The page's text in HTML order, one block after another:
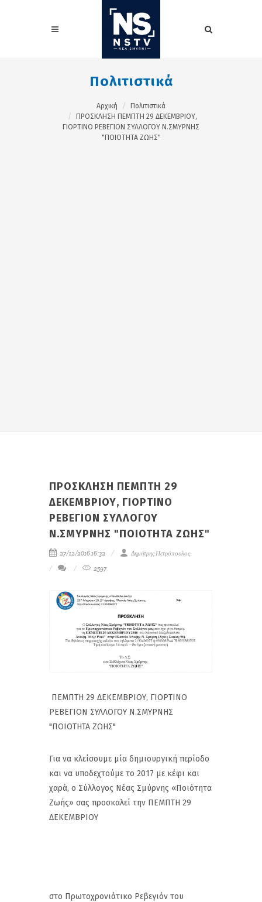
Πολιτιστικά
Αρχική
Πολιτιστικά
ΠΡΟΣΚΛΗΣΗ ΠΕΜΠΤΗ 29 ΔΕΚΕΜΒΡΙΟΥ,
ΓΙΟΡΤΙΝΟ ΡΕΒΕΓΙΟΝ ΣΥΛΛΟΓΟΥ Ν.ΣΜΥΡΝΗΣ
"ΠΟΙΟΤΗΤΑ ΖΩΗΣ"
ΠΡΟΣΚΛΗΣΗ ΠΕΜΠΤΗ 29
ΔΕΚΕΜΒΡΙΟΥ, ΓΙΟΡΤΙΝΟ
ΡΕΒΕΓΙΟΝ ΣΥΛΛΟΓΟΥ
Ν.ΣΜΥΡΝΗΣ "ΠΟΙΟΤΗΤΑ ΖΩΗΣ"
27/12/2016 16:32
Δημήτρης Πετρόπουλος
2597
ΠΕΜΠΤΗ 29 ΔΕΚΕΜΒΡΙΟΥ, ΓΙΟΡΤΙΝΟ
ΡΕΒΕΓΙΟΝ ΣΥΛΛΟΓΟΥ Ν.ΣΜΥΡΝΗΣ
"ΠΟΙΟΤΗΤΑ ΖΩΗΣ"
Για να κλείσουμε μία δημιουργική περίοδο
και να υποδεχτούμε το 2017 με κέφι και
χαρά, ο Σύλλογος Νέας Σμύρνης «Ποιότητα
Ζωής» σας προσκαλεί την ΠΕΜΠΤΗ 29
ΔΕΚΕΜΒΡΙΟΥ
στο Πρωτοχρονιάτικο Ρεβεγιόν του